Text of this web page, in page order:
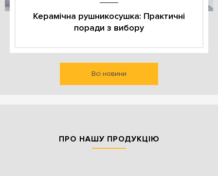
Керамічна рушникосушка: Практичні
поради з вибору
Всі новини
ПРО НАШУ ПРОДУКЦІЮ